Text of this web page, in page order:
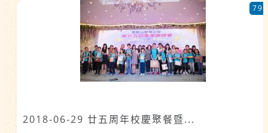
2018-06-29 廿五周年校慶聚餐暨...
79